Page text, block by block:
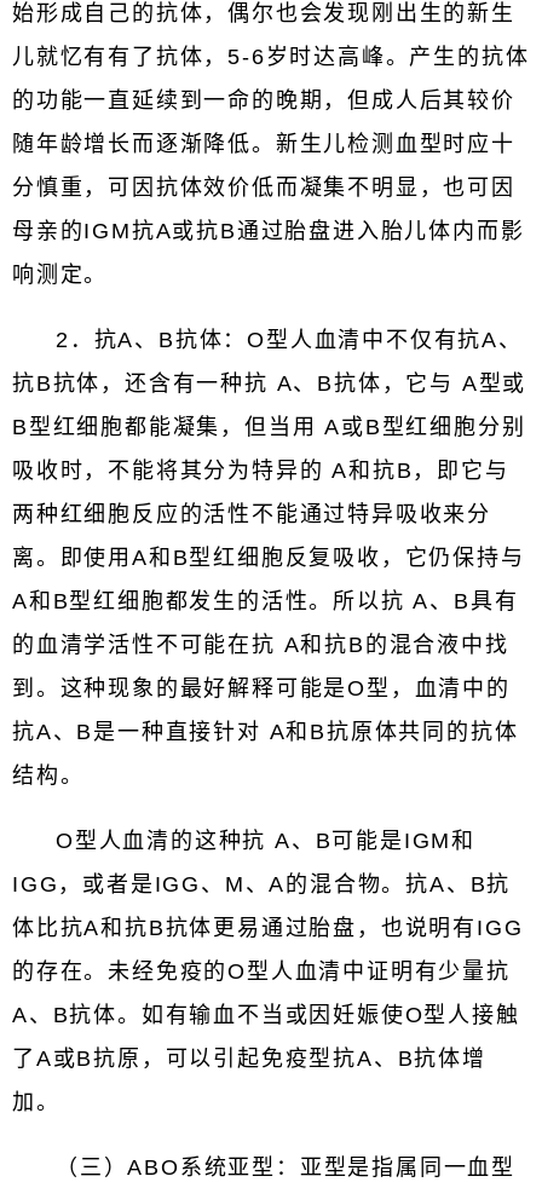
始形成自己的抗体，偶尔也会发现刚出生的新生
儿就忆有有了抗体，5-6岁时达高峰。产生的抗体
的功能一直延续到一命的晚期，但成人后其较价
随年龄增长而逐渐降低。新生儿检测血型时应十
分慎重，可因抗体效价低而凝集不明显，也可因
母亲的IGM抗A或抗B通过胎盘进入胎儿体内而影
响测定。
2．抗A、B抗体：O型人血清中不仅有抗A、
抗B抗体，还含有一种抗 A、B抗体，它与 A型或
B型红细胞都能凝集，但当用 A或B型红细胞分别
吸收时，不能将其分为特异的 A和抗B，即它与
两种红细胞反应的活性不能通过特异吸收来分
离。即使用A和B型红细胞反复吸收，它仍保持与
A和B型红细胞都发生的活性。所以抗 A、B具有
的血清学活性不可能在抗 A和抗B的混合液中找
到。这种现象的最好解释可能是O型，血清中的
抗A、B是一种直接针对 A和B抗原体共同的抗体
结构。
O型人血清的这种抗 A、B可能是IGM和
IGG，或者是IGG、M、A的混合物。抗A、B抗
体比抗A和抗B抗体更易通过胎盘，也说明有IGG
的存在。未经免疫的O型人血清中证明有少量抗
A、B抗体。如有输血不当或因妊娠使O型人接触
了A或B抗原，可以引起免疫型抗A、B抗体增
加。
（三）ABO系统亚型：亚型是指属同一血型